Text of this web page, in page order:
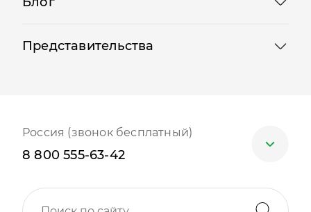
Представительства
Россия (звонок бесплатный)
8 800 555-63-42